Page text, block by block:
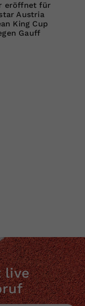
eröffnet für
Austria
King Cup
Gauff
live